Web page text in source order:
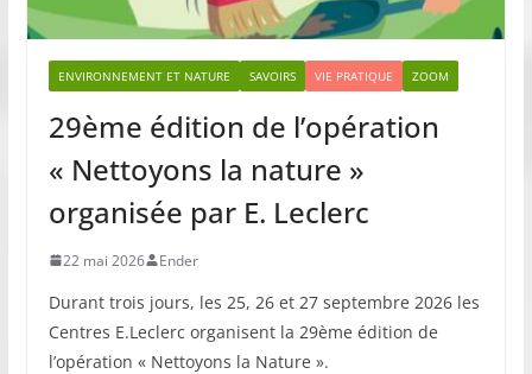
ENVIRONNEMENT ET NATURE SAVOIRS VIE PRATIQUE ZOOM
29ème édition de l’opération
« Nettoyons la nature »
organisée par E. Leclerc
22 mai 2026 Ender
Durant trois jours, les 25, 26 et 27 septembre 2026 les
Centres E.Leclerc organisent la 29ème édition de
l’opération « Nettoyons la Nature ».